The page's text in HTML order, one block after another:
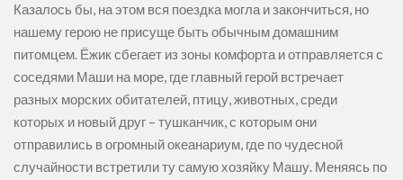
Казалось бы, на этом вся поездка могла и закончиться, но
нашему герою не присуще быть обычным домашним
питомцем. Ёжик сбегает из зоны комфорта и отправляется с
соседями Маши на море, где главный герой встречает
разных морских обитателей, птицу, животных, среди
которых и новый друг – тушканчик, с которым они
отправились в огромный океанариум, где по чудесной
случайности встретили ту самую хозяйку Машу. Меняясь по